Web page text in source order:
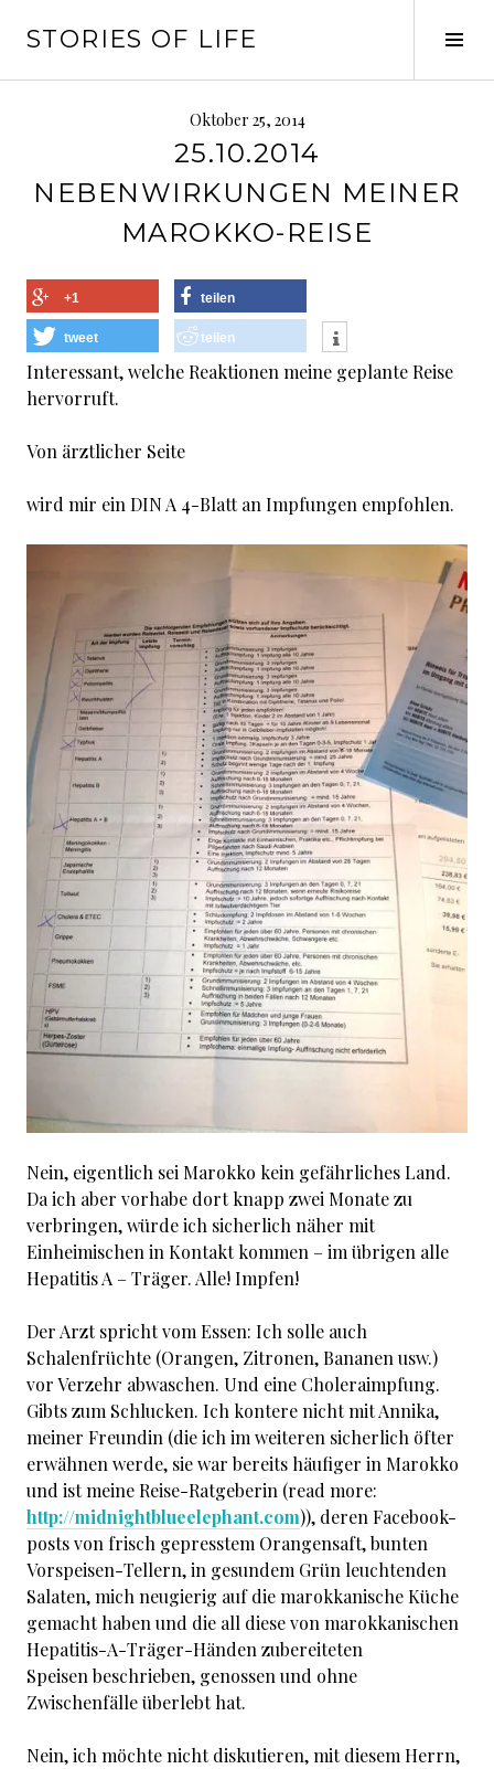
zumSTORIES OF LIFE
Oktober 25, 2014
25.10.2014
NEBENWIRKUNGEN MEINER
MAROKKO-REISE
+1 teilen
tweet teilen
Interessant, welche Reaktionen meine geplante Reise
hervorruft.
Von ärztlicher Seite
wird mir ein DIN A 4-Blatt an Impfungen empfohlen.
Nein, eigentlich sei Marokko kein gefährliches Land.
Da ich aber vorhabe dort knapp zwei Monate zu
verbringen, würde ich sicherlich näher mit
Einheimischen in Kontakt kommen – im übrigen alle
Hepatitis A – Träger. Alle! Impfen!
Der Arzt spricht vom Essen: Ich solle auch
Schalenfrüchte (Orangen, Zitronen, Bananen usw.)
vor Verzehr abwaschen. Und eine Choleraimpfung.
Gibts zum Schlucken. Ich kontere nicht mit Annika,
meiner Freundin (die ich im weiteren sicherlich öfter
erwähnen werde, sie war bereits häufiger in Marokko
und ist meine Reise-Ratgeberin (read more:
http://midnightblueelephant.com)), deren Facebook-
posts von frisch gepresstem Orangensaft, bunten
Vorspeisen-Tellern, in gesundem Grün leuchtenden
Salaten, mich neugierig auf die marokkanische Küche
gemacht haben und die all diese von marokkanischen
Hepatitis-A-Träger-Händen zubereiteten
Speisen beschrieben, genossen und ohne
Zwischenfälle überlebt hat.
Nein, ich möchte nicht diskutieren, mit diesem Herrn,